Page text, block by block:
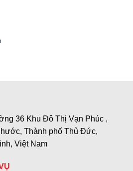
36 Khu Đô Thị Vạn Phúc ,
Thành phố Thủ Đức,
Việt Nam